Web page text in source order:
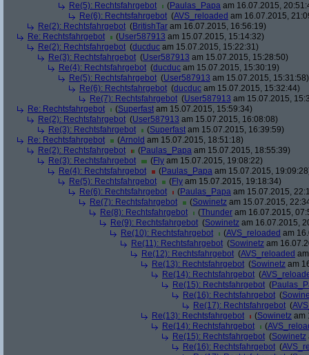
Re(5): Rechtsfahrgebot (Paulas_Papa am 16.07.2015,
Re(6): Rechtsfahrgebot (AVS_reloaded am 16.07.2015,
Re(2): Rechtsfahrgebot (BritishTar am 16.07.2015, 16:56:19)
Re: Rechtsfahrgebot
(User587913 am 15.07.2015, 15:14:32)
Re(2): Rechtsfahrgebot (ducduc am 15.07.2015, 15:22:31)
Re(3): Rechtsfahrgebot (User587913 am 15.07.2015, 15:28:50)
Re(4): Rechtsfahrgebot (ducduc am 15.07.2015, 15:30:19)
Re(5): Rechtsfahrgebot (User587913 am 15.07.2015, 15:31:58)
Re(6): Rechtsfahrgebot (ducduc am 15.07.2015, 15:32:44)
Re(7): Rechtsfahrgebot (User587913 am 15.07.2015,
Re: Rechtsfahrgebot
(Superfast am 15.07.2015, 15:59:34)
Re(2): Rechtsfahrgebot (User587913 am 15.07.2015, 16:08:08)
Re(3): Rechtsfahrgebot
(Superfast am 15.07.2015, 16:39:59)
Re: Rechtsfahrgebot
(Arnold am 15.07.2015, 18:51:18)
Re(2): Rechtsfahrgebot
(Paulas_Papa am 15.07.2015, 18:55:39)
Re(3): Rechtsfahrgebot
(Fly am 15.07.2015, 19:08:22)
Re(4): Rechtsfahrgebot
(Paulas_Papa am 15.07.2015,
Re(5): Rechtsfahrgebot
(Fly am 15.07.2015, 19:18:34)
Re(6): Rechtsfahrgebot
(Paulas_Papa am 15.07.2015,
Re(7): Rechtsfahrgebot
(Sowinetz am 15.07.2015,
Re(8): Rechtsfahrgebot
(Thunder am 16.07.2015,
Re(9): Rechtsfahrgebot (Sowinetz am 16.07.2015,
Re(10): Rechtsfahrgebot
(AVS_reloaded am
Re(11): Rechtsfahrgebot (Sowinetz am
Re(12): Rechtsfahrgebot (AVS_reloaded
Re(13): Rechtsfahrgebot (Sowinetz am
Re(14): Rechtsfahrgebot (
Re(15): Rechtsfahrgebot (
Re(16): Rechtsfahrgebot (
Re(17): Rechtsfahrgebot (
Re(13): Rechtsfahrgebot
(Sowinetz am
Re(14): Rechtsfahrgebot
(
Re(15): Rechtsfahrgebot (Sowinetz
Re(16): Rechtsfahrgebot (